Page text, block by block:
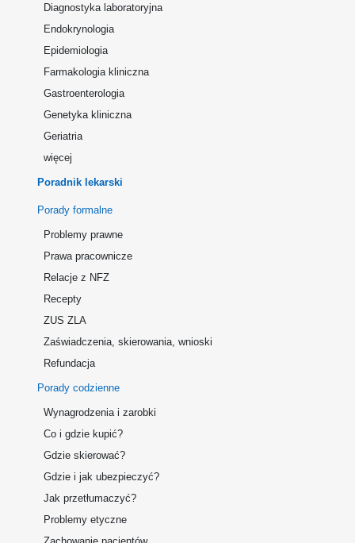
Diagnostyka laboratoryjna
Endokrynologia
Epidemiologia
Farmakologia kliniczna
Gastroenterologia
Genetyka kliniczna
Geriatria
więcej
Poradnik lekarski
Porady formalne
Problemy prawne
Prawa pracownicze
Relacje z NFZ
Recepty
ZUS ZLA
Zaświadczenia, skierowania, wnioski
Refundacja
Porady codzienne
Wynagrodzenia i zarobki
Co i gdzie kupić?
Gdzie skierować?
Gdzie i jak ubezpieczyć?
Jak przetłumaczyć?
Problemy etyczne